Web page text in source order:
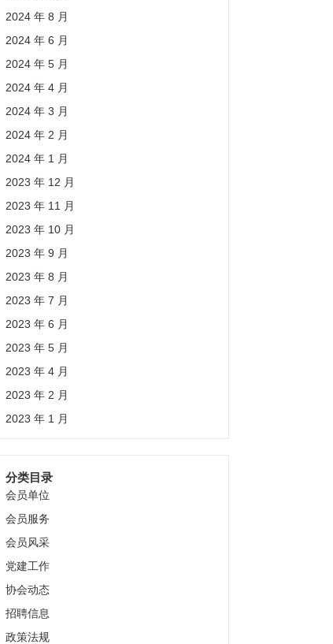
2024 年 8 月
2024 年 6 月
2024 年 5 月
2024 年 4 月
2024 年 3 月
2024 年 2 月
2024 年 1 月
2023 年 12 月
2023 年 11 月
2023 年 10 月
2023 年 9 月
2023 年 8 月
2023 年 7 月
2023 年 6 月
2023 年 5 月
2023 年 4 月
2023 年 2 月
2023 年 1 月
分类目录
会员单位
会员服务
会员风采
党建工作
协会动态
招聘信息
政策法规